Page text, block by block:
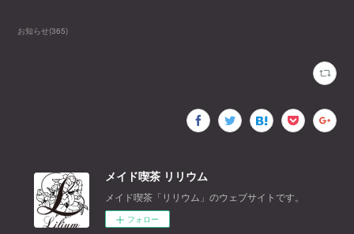
お知らせ(365)
メイド喫茶 リリウム
メイド喫茶「リリウム」のウェブサイトです。
フォロー